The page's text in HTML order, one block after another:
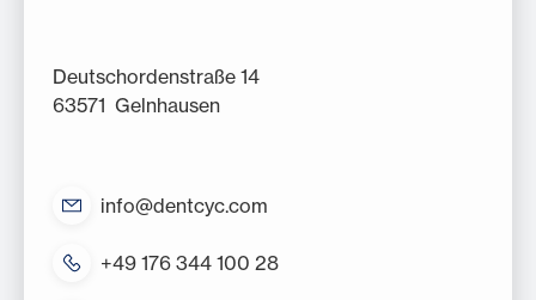
Deutschordenstraße 14
63571 Gelnhausen
info@dentcyc.com
+49 176 344 100 28